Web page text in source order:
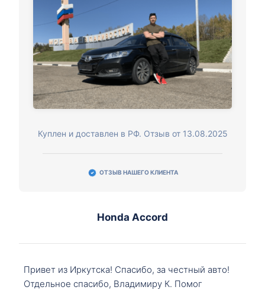
Куплен и доставлен в РФ. Отзыв от 13.08.2025
ОТЗЫВ НАШЕГО КЛИЕНТА
Honda Accord
Привет из Иркутска! Спасибо, за честный авто!
Отдельное спасибо, Владимиру К. Помог